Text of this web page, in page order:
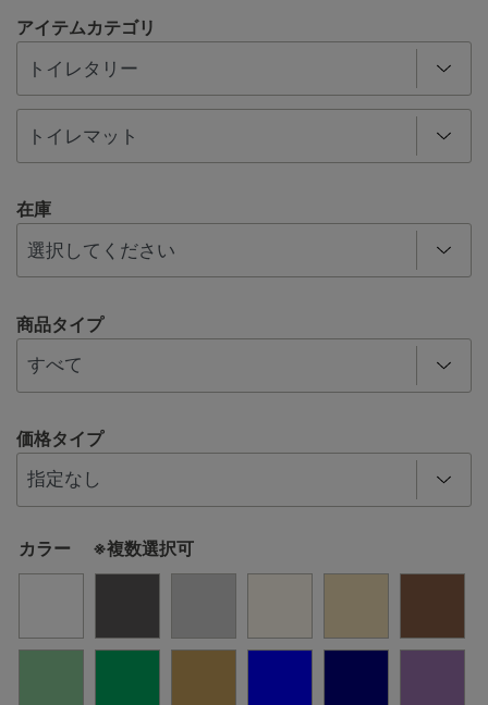
アイテムカテゴリ
在庫
商品タイプ
価格タイプ
カラー ※複数選択可